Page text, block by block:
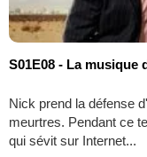
S01E08 - La musique
Nick prend la défense
meurtres. Pendant ce
qui sévit sur Internet...